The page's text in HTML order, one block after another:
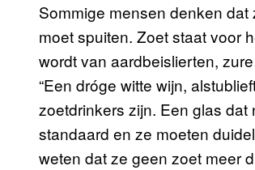
Sommige mensen denken
moet spuiten. Zoet staat voor
wordt van aardbeislierten,
“Een dróge witte wijn,
zoetdrinkers zijn. Een glas
standaard en ze moeten
weten dat ze geen zoet meer